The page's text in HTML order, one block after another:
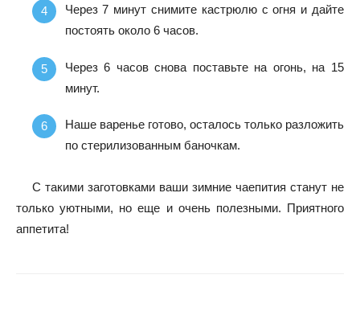
Через 7 минут снимите кастрюлю с огня и дайте
постоять около 6 часов.
Через 6 часов снова поставьте на огонь, на 15
минут.
Наше варенье готово, осталось только разложить
по стерилизованным баночкам.
С такими заготовками ваши зимние чаепития станут не
только уютными, но еще и очень полезными. Приятного
аппетита!